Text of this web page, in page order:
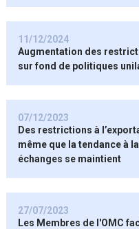
11/12/2024
Augmentation des
sur fond de politiques
07/12/2023
Des restrictions à
même que la tendance à
échanges se maintient
27/07/2023
Les Membres de l'OMC